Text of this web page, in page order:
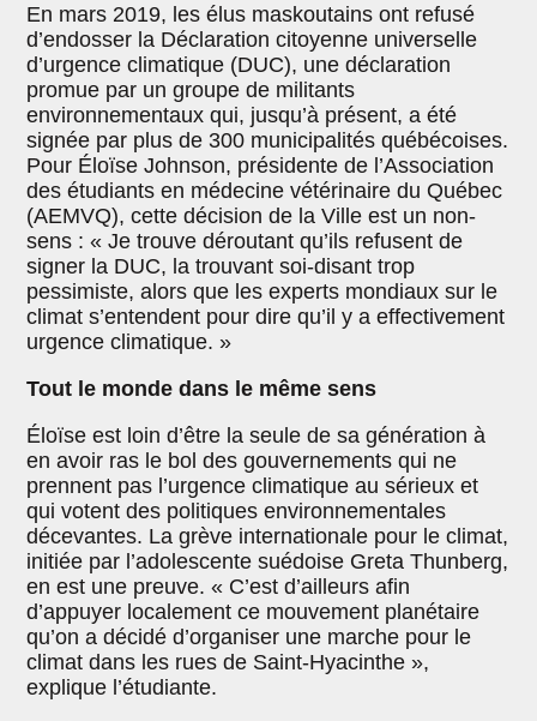
En mars 2019, les élus maskoutains ont refusé
d’endosser la Déclaration citoyenne universelle
d’urgence climatique (DUC), une déclaration
promue par un groupe de militants
environnementaux qui, jusqu’à présent, a été
signée par plus de 300 municipalités québécoises.
Pour Éloïse Johnson, présidente de l’Association
des étudiants en médecine vétérinaire du Québec
(AEMVQ), cette décision de la Ville est un non-
sens : « Je trouve déroutant qu’ils refusent de
signer la DUC, la trouvant soi-disant trop
pessimiste, alors que les experts mondiaux sur le
climat s’entendent pour dire qu’il y a effectivement
urgence climatique. »
Tout le monde dans le même sens
Éloïse est loin d’être la seule de sa génération à
en avoir ras le bol des gouvernements qui ne
prennent pas l’urgence climatique au sérieux et
qui votent des politiques environnementales
décevantes. La grève internationale pour le climat,
initiée par l’adolescente suédoise Greta Thunberg,
en est une preuve. « C’est d’ailleurs afin
d’appuyer localement ce mouvement planétaire
qu’on a décidé d’organiser une marche pour le
climat dans les rues de Saint-Hyacinthe »,
explique l’étudiante.